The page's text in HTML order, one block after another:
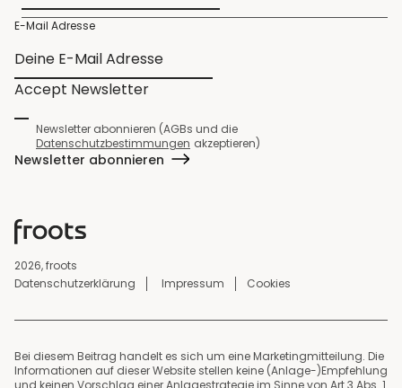
E-Mail Adresse
Accept Newsletter
Newsletter abonnieren (AGBs und die
Datenschutzbestimmungen akzeptieren)
Newsletter abonnieren
2026, froots
Datenschutzerklärung
Impressum Cookies
Bei diesem Beitrag handelt es sich um eine Marketingmitteilung. Die
Informationen auf dieser Website stellen keine (Anlage-)Empfehlung
und keinen Vorschlag einer Anlagestrategie im Sinne von Art 3 Abs. 1